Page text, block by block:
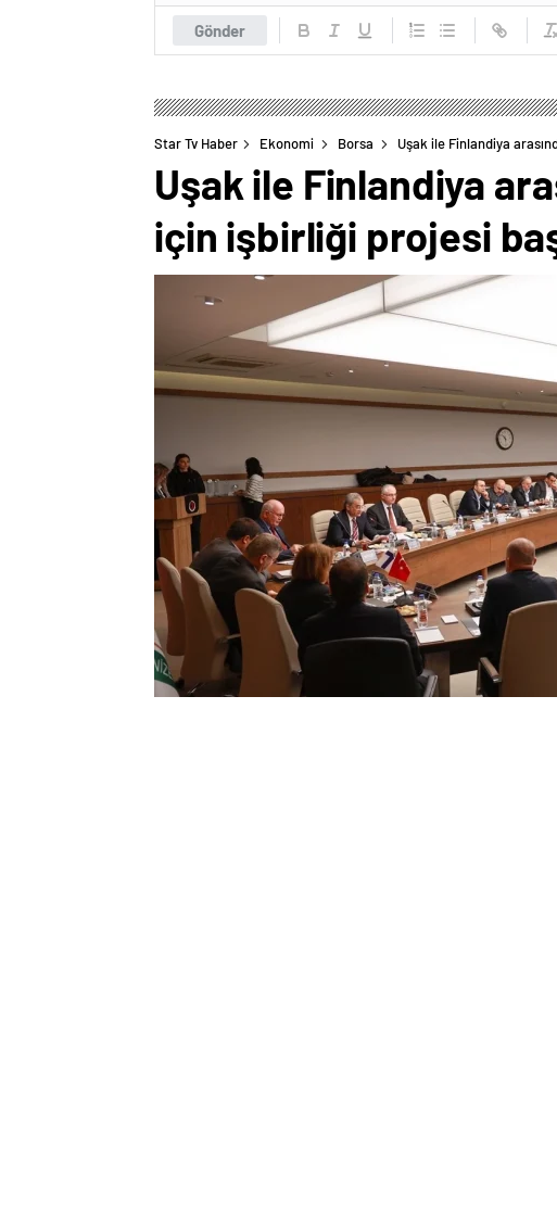
Gönder
Star Tv Haber Ekonomi Borsa Uşak ile Finlandiya
Uşak ile Finlandiya
için işbirliği projesi